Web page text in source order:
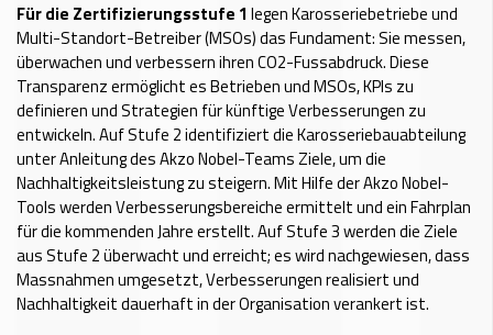
Für die Zertifizierungsstufe 1 legen Karosseriebetriebe und
Multi-Standort-Betreiber (MSOs) das Fundament: Sie messen,
überwachen und verbessern ihren CO2-Fussabdruck. Diese
Transparenz ermöglicht es Betrieben und MSOs, KPIs zu
definieren und Strategien für künftige Verbesserungen zu
entwickeln. Auf Stufe 2 identifiziert die Karosseriebauabteilung
unter Anleitung des Akzo Nobel-Teams Ziele, um die
Nachhaltigkeitsleistung zu steigern. Mit Hilfe der Akzo Nobel-
Tools werden Verbesserungsbereiche ermittelt und ein Fahrplan
für die kommenden Jahre erstellt. Auf Stufe 3 werden die Ziele
aus Stufe 2 überwacht und erreicht; es wird nachgewiesen, dass
Massnahmen umgesetzt, Verbesserungen realisiert und
Nachhaltigkeit dauerhaft in der Organisation verankert ist.